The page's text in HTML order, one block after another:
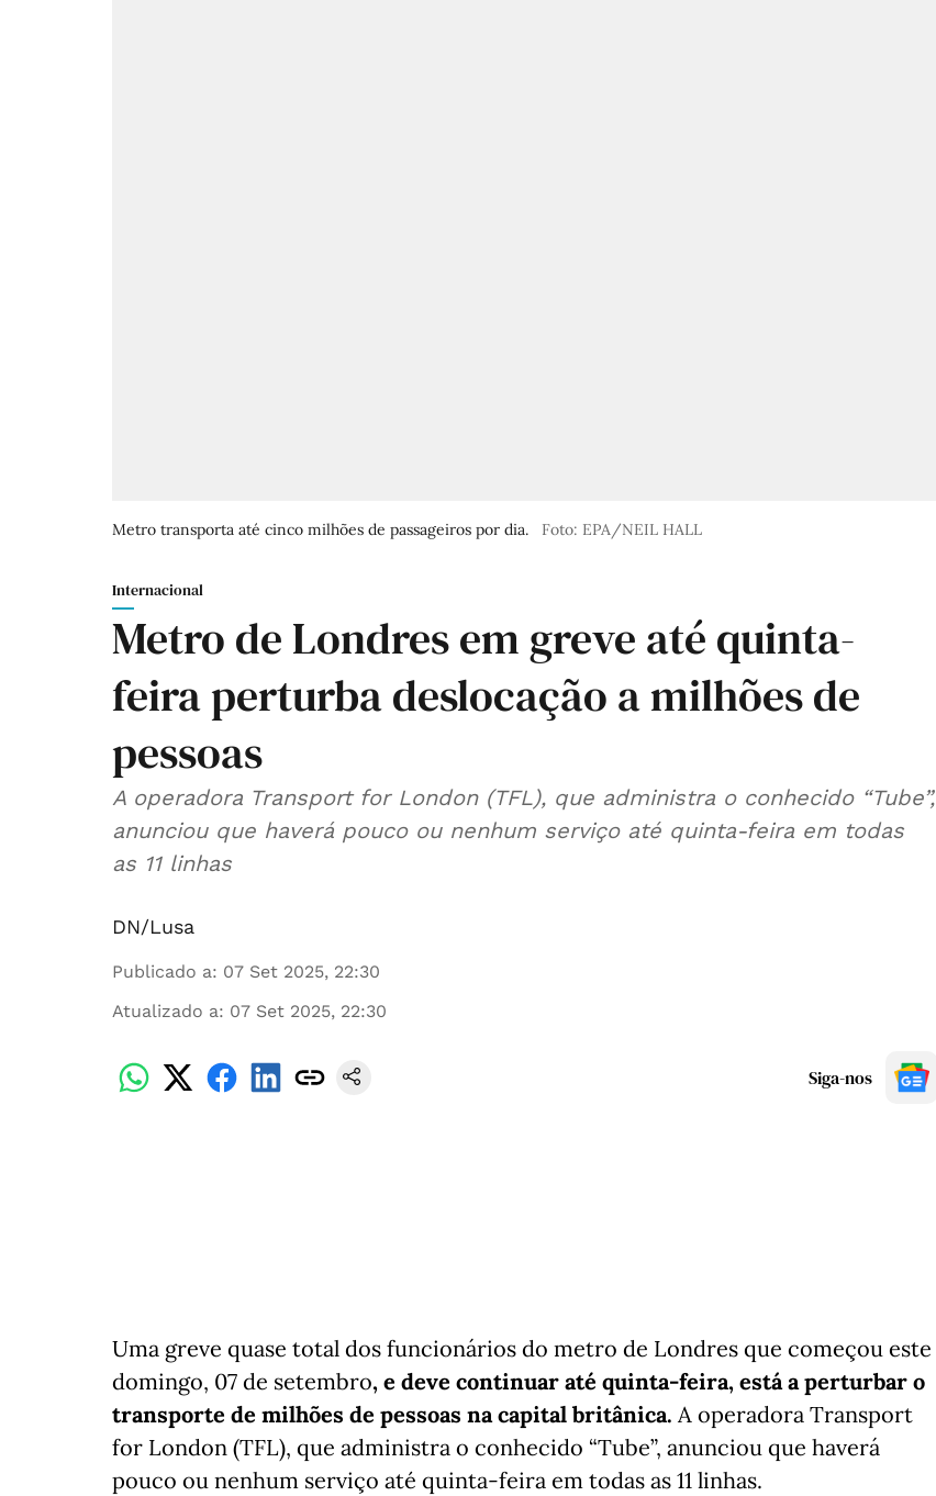
Metro transporta até cinco milhões de passageiros por dia. Foto: EPA/NEIL HALL
Internacional
Metro de Londres em greve até quinta-
feira perturba deslocação a milhões de
pessoas
A operadora Transport for London (TFL), que administra o conhecido “Tube”,
anunciou que haverá pouco ou nenhum serviço até quinta-feira em todas
as 11 linhas
DN/Lusa
Publicado a: 07 Set 2025, 22:30
Atualizado a: 07 Set 2025, 22:30
Siga-nos
Uma greve quase total dos funcionários do metro de Londres que começou este
domingo, 07 de setembro, e deve continuar até quinta-feira, está a perturbar o
transporte de milhões de pessoas na capital britânica. A operadora Transport
for London (TFL), que administra o conhecido “Tube”, anunciou que haverá
pouco ou nenhum serviço até quinta-feira em todas as 11 linhas.